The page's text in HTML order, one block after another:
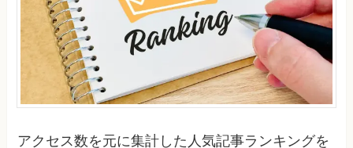
アクセス数を元に集計した人気記事ランキングを